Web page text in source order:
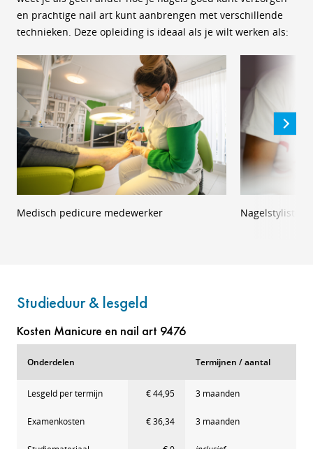
en prachtige nail art kunt aanbrengen met verschillende
technieken. Deze opleiding is ideaal als je wilt werken als:
Medisch pedicure medewerker Nagelstyliste
Studieduur & lesgeld
Kosten Manicure en nail art 9476
Onderdelen Termijnen / aantal
Lesgeld per termijn € 44,95 3 maanden
Examenkosten € 36,34 3 maanden